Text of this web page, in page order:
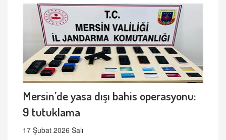
Mersin’de yasa dışı bahis operasyonu:
9 tutuklama
17 Şubat 2026 Salı